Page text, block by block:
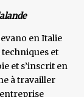
en Italie
techniques et
et s’inscrit en
à travailler